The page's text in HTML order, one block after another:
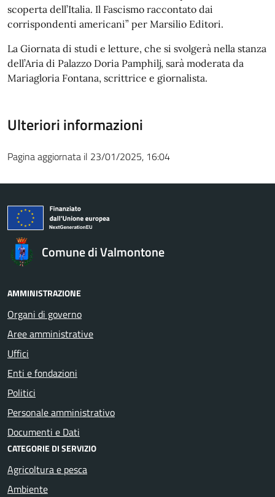
scoperta dell’Italia. Il Fascismo raccontato dai
corrispondenti americani” per Marsilio Editori.
La Giornata di studi e letture, che si svolgerà nella stanza
dell’Aria di Palazzo Doria Pamphilj, sarà moderata da
Mariagloria Fontana, scrittrice e giornalista.
Ulteriori informazioni
Pagina aggiornata il 23/01/2025, 16:04
Comune di Valmontone
AMMINISTRAZIONE
Organi di governo
Aree amministrative
Uffici
Enti e fondazioni
Politici
Personale amministrativo
Documenti e Dati
CATEGORIE DI SERVIZIO
Agricoltura e pesca
Ambiente